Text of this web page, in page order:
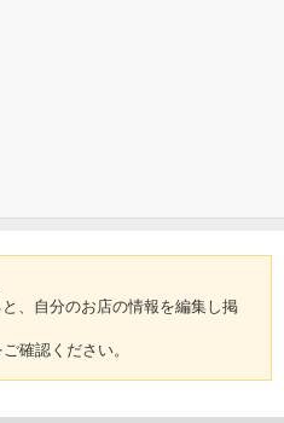
、自分のお店の情報を編集し掲
ご確認ください。